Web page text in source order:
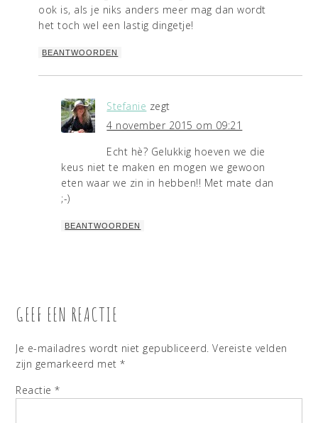
ook is, als je niks anders meer mag dan wordt
het toch wel een lastig dingetje!
BEANTWOORDEN
Stefanie zegt
4 november 2015 om 09:21
Echt hè? Gelukkig hoeven we die
keus niet te maken en mogen we gewoon
eten waar we zin in hebben!! Met mate dan
;-)
BEANTWOORDEN
GEEF EEN REACTIE
Je e-mailadres wordt niet gepubliceerd. Vereiste velden
zijn gemarkeerd met*
Reactie*